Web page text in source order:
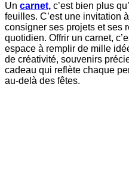
Un carnet, c’est bien plus
feuilles. C’est une invitation
consigner ses projets et ses
quotidien. Offrir un carnet,
espace à remplir de mille
de créativité, souvenirs
cadeau qui reflète chaque
au-delà des fêtes.